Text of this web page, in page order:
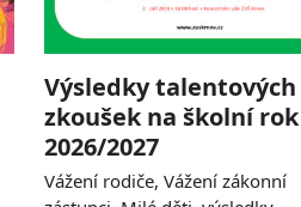
Výsledky talentových
zkoušek na školní rok
2026/2027
Vážení rodiče, Vážení zákonní